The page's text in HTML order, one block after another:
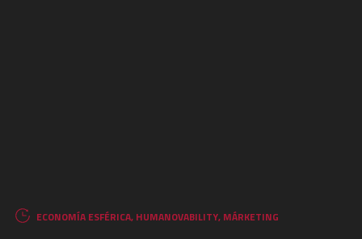
ECONOMÍA ESFÉRICA, HUMANOVABILITY, MÁRKETING